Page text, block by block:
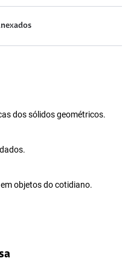
dos sólidos geométricos.
objetos do cotidiano.